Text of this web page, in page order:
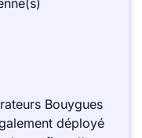
Bouygues
déployé